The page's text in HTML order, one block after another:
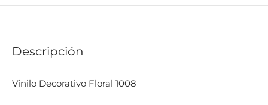
Descripción
Vinilo Decorativo Floral 1008